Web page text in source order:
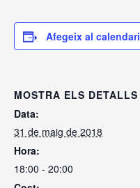
Afegeix al calendari
MOSTRA ELS DETALLS
Data:
31 de maig de 2018
Hora:
18:00 - 20:00